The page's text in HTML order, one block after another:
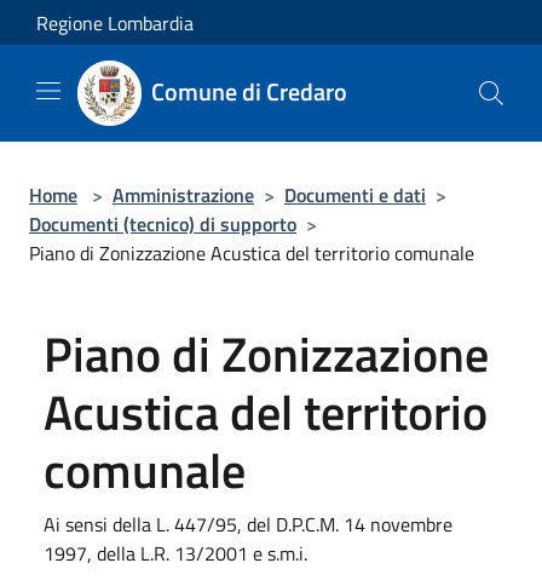
Salta al contenuto principale
Regione Lombardia
Comune di Credaro
Home > Amministrazione > Documenti e dati >
Documenti (tecnico) di supporto >
Piano di Zonizzazione Acustica del territorio comunale
Piano di Zonizzazione
Acustica del territorio
comunale
Ai sensi della L. 447/95, del D.P.C.M. 14 novembre
1997, della L.R. 13/2001 e s.m.i.